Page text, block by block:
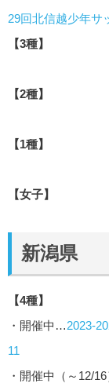
29回北信越少年サ
【3種】
【2種】
【1種】
【女子】
新潟県
【4種】
・開催中…
11
・開催中（～12/